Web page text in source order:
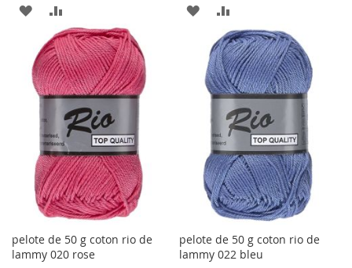
AJOUTER
LA
LISTE
D'ACHATS
AU
COMPARATEUR
AJOUTER
LA
LISTE
D'ACHATS
AU
COMPARATEUR
pelote de 50 g coton rio de
lammy 020 rose
pelote de 50 g coton rio de
lammy 022 bleu